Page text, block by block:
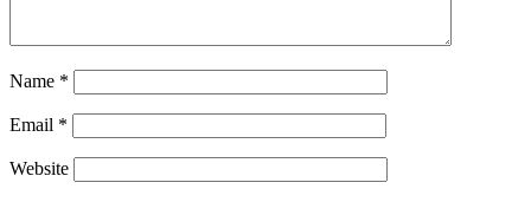
Name *
Email *
Website